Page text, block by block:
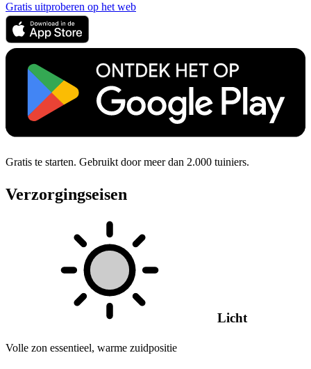
Gratis uitproberen op het web
Gratis te starten. Gebruikt door meer dan 2.000 tuiniers.
Verzorgingseisen
Licht
Volle zon essentieel, warme zuidpositie